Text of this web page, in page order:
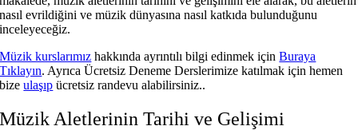
nasıl evrildiğini ve müzik dünyasına nasıl katkıda bulunduğunu
inceleyeceğiz.
Müzik kurslarımız hakkında ayrıntılı bilgi edinmek içinBuraya
Tıklayın. Ayrıca Ücretsiz Deneme Derslerimize katılmak için hemen
bizeulaşıp ücretsiz randevu alabilirsiniz..
Müzik Aletlerinin Tarihi ve Gelişimi